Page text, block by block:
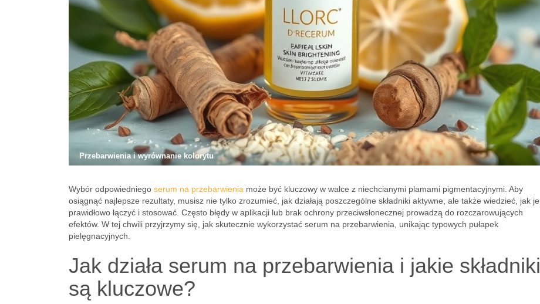
Przebarwienia i wyrównanie kolorytu
Wybór odpowiedniego serum na przebarwienia może być kluczowy w walce z niechcianymi plamami pigmentacyjnymi. Aby
osiągnąć najlepsze rezultaty, musisz nie tylko zrozumieć, jak działają poszczególne składniki aktywne, ale także wiedzieć, jak je
prawidłowo łączyć i stosować. Często błędy w aplikacji lub brak ochrony przeciwsłonecznej prowadzą do rozczarowujących
efektów. W tej chwili przyjrzymy się, jak skutecznie wykorzystać serum na przebarwienia, unikając typowych pułapek
pielęgnacyjnych.
Jak działa serum na przebarwienia i jakie składniki
są kluczowe?